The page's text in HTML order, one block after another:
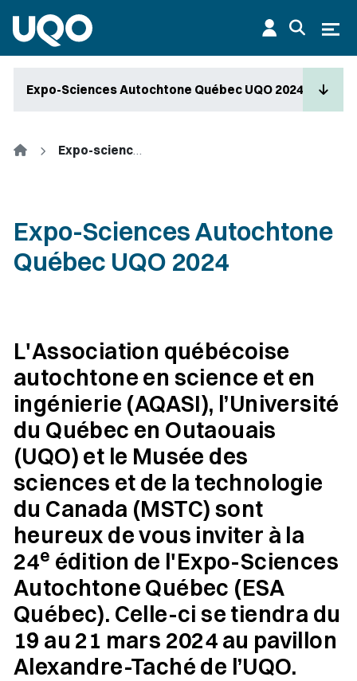
Expo-Sciences Autochtone Québec UQO 2024
Accueil Expo-sciences autochtone
Expo-Sciences Autochtone
Québec UQO 2024
L'Association québécoise
autochtone en science et en
ingénierie (AQASI), l’Université
du Québec en Outaouais
(UQO) et le Musée des
sciences et de la technologie
du Canada (MSTC) sont
heureux de vous inviter à la
24e édition de l'Expo-Sciences
Autochtone Québec (ESA
Québec). Celle-ci se tiendra du
19 au 21 mars 2024 au pavillon
Alexandre-Taché de l’UQO.